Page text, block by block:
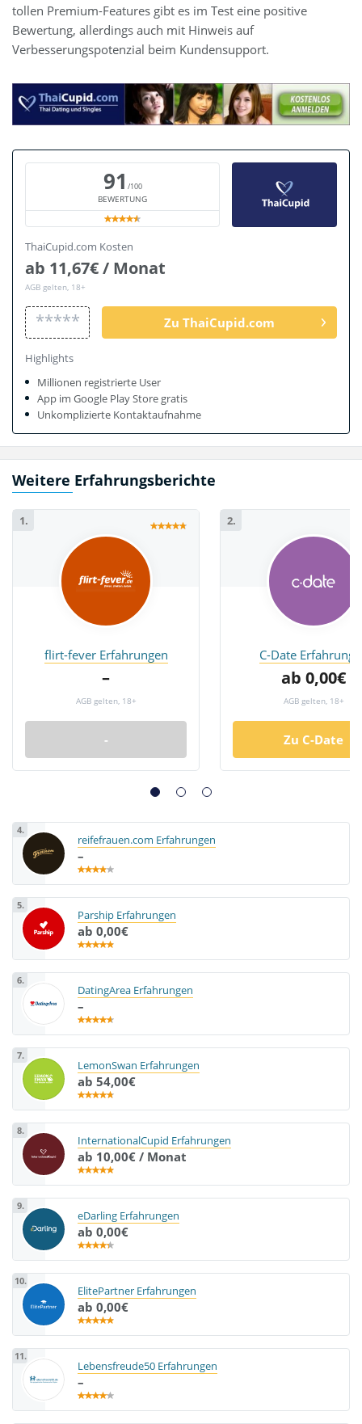
tollen Premium-Features gibt es im Test eine positive
Bewertung, allerdings auch mit Hinweis auf
Verbesserungspotenzial beim Kundensupport.
91 /100
BEWERTUNG
ThaiCupid.com Kosten
ab 11,67€ / Monat
AGB gelten, 18+
***** Zu ThaiCupid.com
Highlights
Millionen registrierte User
App im Google Play Store gratis
Unkomplizierte Kontaktaufnahme
Weitere Erfahrungsberichte
1.
flirt-fever Erfahrungen
–
AGB gelten, 18+
-
2.
C-Date
ab 0,00€
AGB gelten, 18+
Zu C-Date
4.
reifefrauen.com Erfahrungen
–
5.
Parship Erfahrungen
ab 0,00€
6.
DatingArea Erfahrungen
–
7.
LemonSwan Erfahrungen
ab 54,00€
8.
InternationalCupid Erfahrungen
ab 10,00€ / Monat
9.
eDarling Erfahrungen
ab 0,00€
10.
ElitePartner Erfahrungen
ab 0,00€
11.
Lebensfreude50 Erfahrungen
–